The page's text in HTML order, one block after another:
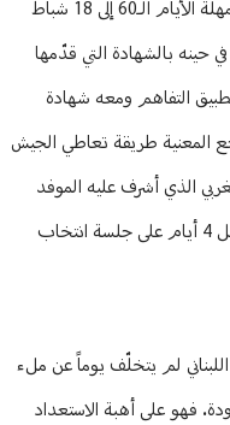
التي رفضها لبنان على رغم من قبوله تمديد مهلة الأيام الـ60 إلى 18 شباط
حينه بالشهادة التي قدّمها
التفاهم ومعه شهادة
المعنية طريقة تعاطي الجيش
الذي أشرف عليه الموفد
الرئاسي الأميركي السابق عاموس هوكشتاين قبل 4 أيام على جلسة انتخاب
لم يتخلّف يوماً عن ملء
فهو على أهبة الاستعداد